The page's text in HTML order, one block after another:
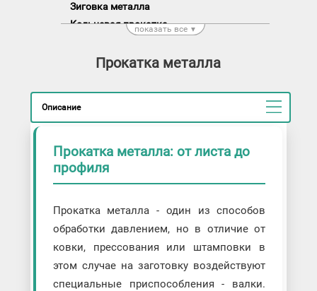
Зиговка металла
Кольцевая прокатка
Плоская прокатка
Прокатка на обжимных станах
Прокатка на пилигримовых станах
Прокатка шаров
Прокатка-волочение металла
Протягивание металла
показать все ▼
Прокатка металла
Описание
Прокатка металла: от листа до
профиля
Прокатка металла - один из способов
обработки давлением, но в отличие от
ковки, прессования или штамповки в
этом случае на заготовку воздействуют
специальные приспособления - валки.